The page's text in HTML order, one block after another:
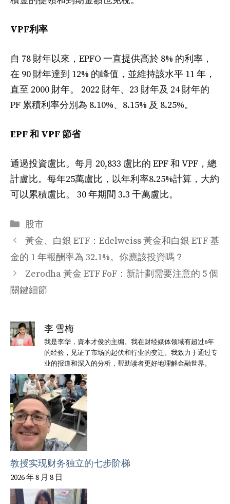
VPF利率
自 78 財年以來，EPFO 一直提供高於 8% 的利率，
在 90 財年達到 12% 的峰值，並維持該水平 11 年，
直至 2000 財年。 2022 財年、23 財年及 24 財年的
PF 累積利率分別為 8.10%、8.15% 及 8.25%。
EPF 和 VPF 節省
通過投資盧比。每月 20,833 盧比的 EPF 和 VPF，總
計盧比。每年25萬盧比，以年利率8.25%計算，大約
可以累積盧比。 30 年期間 3.3 千萬盧比。
分
类
股市
黃金、白銀 ETF：Edelweiss 黃金和白銀 ETF 基
金的 1 年報酬率為 32.1%。你應該投資嗎？
Zerodha 黃金 ETF FoF：新計劃需要注意的 5 個
關鍵細節
李 雪梅
我是李华，資本才俊的主编。我在财经媒体领域有超过6年
的经验，见证了市场的起伏和行业的变迁。我致力于通过专
业的报道和深入的分析，帮助读者更好地理解金融世界。
教授实现财务独立的七步阶梯
2026 年 8 月 8 日